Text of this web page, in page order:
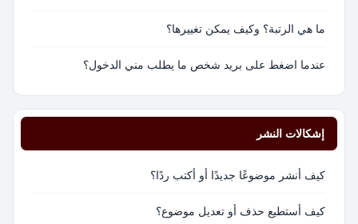
ما هي الرتبة؟ وكيف يمكن تغييرها؟
عندما اضغط على بريد شخص ما يطلب مني الدخول؟
إشكالات النشر
كيف أنشر موضوعًا جديدًا أو أكتب ردًا؟
كيف أستطيع حذف أو تعديل موضوع؟